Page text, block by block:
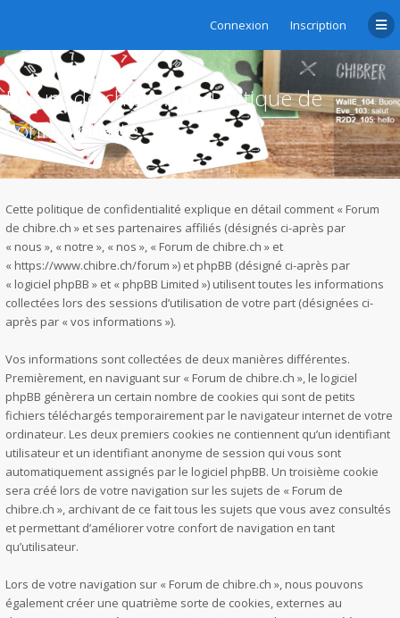
Connexion Inscription
Forum de chibre.ch - Politique de
confidentialité
Cette politique de confidentialité explique en détail comment « Forum
de chibre.ch » et ses partenaires affiliés (désignés ci-après par
« nous », « notre », « nos », « Forum de chibre.ch » et
« https://www.chibre.ch/forum ») et phpBB (désigné ci-après par
« logiciel phpBB » et « phpBB Limited ») utilisent toutes les informations
collectées lors des sessions d’utilisation de votre part (désignées ci-
après par « vos informations »).
Vos informations sont collectées de deux manières différentes.
Premièrement, en naviguant sur « Forum de chibre.ch », le logiciel
phpBB génèrera un certain nombre de cookies qui sont de petits
fichiers téléchargés temporairement par le navigateur internet de votre
ordinateur. Les deux premiers cookies ne contiennent qu’un identifiant
utilisateur et un identifiant anonyme de session qui vous sont
automatiquement assignés par le logiciel phpBB. Un troisième cookie
sera créé lors de votre navigation sur les sujets de « Forum de
chibre.ch », archivant de ce fait tous les sujets que vous avez consultés
et permettant d’améliorer votre confort de navigation en tant
qu’utilisateur.
Lors de votre navigation sur « Forum de chibre.ch », nous pouvons
également créer une quatrième sorte de cookies, externes au